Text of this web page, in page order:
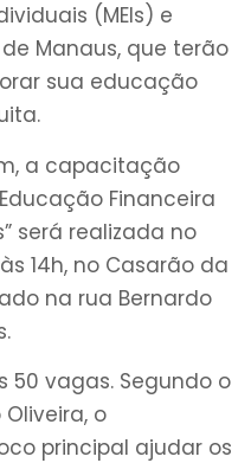
(MEIs) e
Manaus, que terão
sua educação
a capacitação
Financeira
será realizada no
14h, no Casarão da
na rua Bernardo
50 vagas. Segundo o
o
principal ajudar os